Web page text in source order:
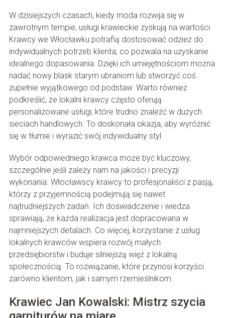
W dzisiejszych czasach, kiedy moda rozwija się w
zawrotnym tempie, usługi krawieckie zyskują na wartości.
Krawcy we Włocławku potrafią dostosować odzież do
indywidualnych potrzeb klienta, co pozwala na uzyskanie
idealnego dopasowania. Dzięki ich umiejętnościom można
nadać nowy blask starym ubraniom lub stworzyć coś
zupełnie wyjątkowego od podstaw. Warto również
podkreślić, że lokalni krawcy często oferują
personalizowane usługi, które trudno znaleźć w dużych
sieciach handlowych. To doskonała okazja, aby wyróżnić
się w tłumie i wyrazić swój indywidualny styl.
Wybór odpowiedniego krawca może być kluczowy,
szczególnie jeśli zależy nam na jakości i precyzji
wykonania. Włocławscy krawcy to profesjonaliści z pasją,
którzy z przyjemnością podejmują się nawet
najtrudniejszych zadań. Ich doświadczenie i wiedza
sprawiają, że każda realizacja jest dopracowana w
najmniejszych detalach. Co więcej, korzystanie z usług
lokalnych krawców wspiera rozwój małych
przedsiębiorstw i buduje silniejszą więź z lokalną
społecznością. To rozwiązanie, które przynosi korzyści
zarówno klientom, jak i samym rzemieślnikom.
Krawiec Jan Kowalski: Mistrz szycia